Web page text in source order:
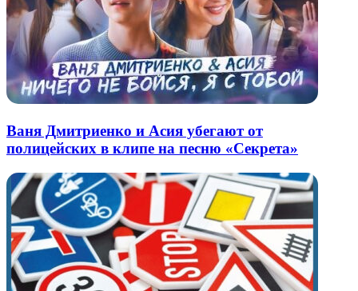
Ваня Дмитриенко и Асия убегают от
полицейских в клипе на песню «Секрета»